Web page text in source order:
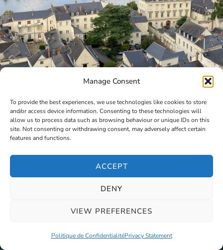
Manage Consent
To provide the best experiences, we use technologies like cookies to store
and/or access device information. Consenting to these technologies will
allow us to process data such as browsing behaviour or unique IDs on this
site. Not consenting or withdrawing consent, may adversely affect certain
features and functions.
ACCEPT
DENY
VIEW PREFERENCES
Politique de ConfidentialitéPrivacy Statement